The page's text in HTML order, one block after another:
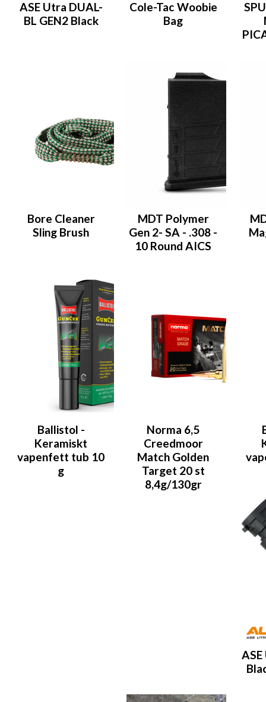
ASE Utra DUAL-
BL GEN2 Black
Cole-Tac Woobie
Bag
Bore Cleaner
Sling Brush
MDT Polymer
Gen 2- SA - .308 -
10 Round AICS
Ballistol -
Keramiskt
vapenfett tub 10
g
Norma 6,5
Creedmoor
Match Golden
Target 20 st
8,4g/130gr